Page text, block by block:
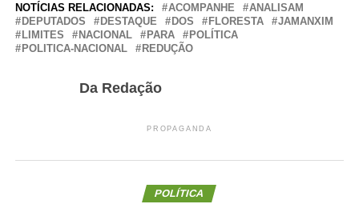
NOTÍCIAS RELACIONADAS: ACOMPANHE
ANALISAM
DEPUTADOS
DESTAQUE DOS FLORESTA
JAMANXIM
LIMITES
NACIONAL PARA
POLÍTICA
POLITICA-NACIONAL
REDUÇÃO
Da Redação
PROPAGANDA
POLÍTICA